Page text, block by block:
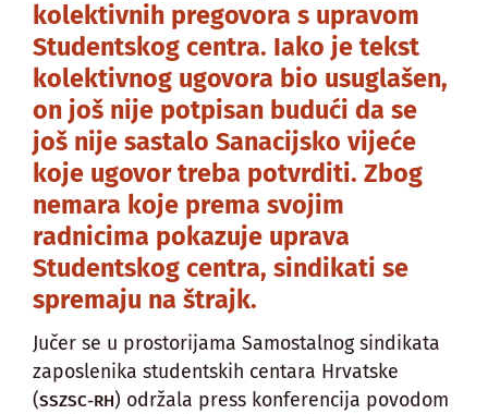
kolektivnih pregovora s upravom
Studentskog centra. Iako je tekst
kolektivnog ugovora bio usuglašen,
on još nije potpisan budući da se
još nije sastalo Sanacijsko vijeće
koje ugovor treba potvrditi. Zbog
nemara koje prema svojim
radnicima pokazuje uprava
Studentskog centra, sindikati se
spremaju na štrajk.
Jučer se u prostorijama Samostalnog sindikata
zaposlenika studentskih centara Hrvatske
(SSZSC-RH) održala press konferencija povodom